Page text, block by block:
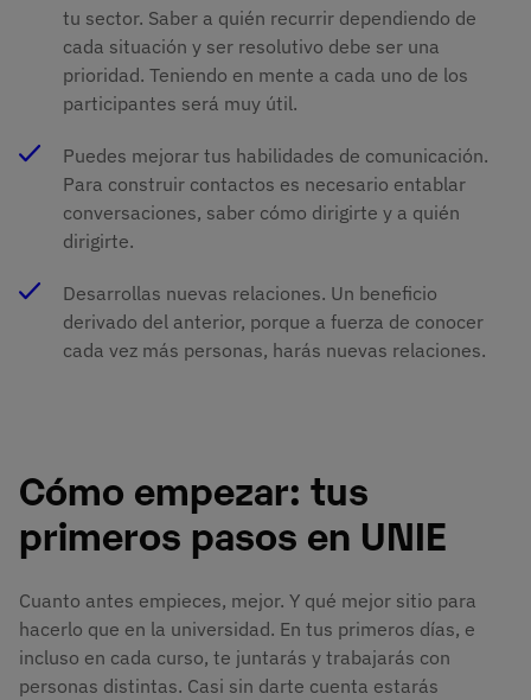
tu sector. Saber a quién recurrir dependiendo de
cada situación y ser resolutivo debe ser una
prioridad. Teniendo en mente a cada uno de los
participantes será muy útil.
Puedes mejorar tus habilidades de comunicación.
Para construir contactos es necesario entablar
conversaciones, saber cómo dirigirte y a quién
dirigirte.
Desarrollas nuevas relaciones. Un beneficio
derivado del anterior, porque a fuerza de conocer
cada vez más personas, harás nuevas relaciones.
Cómo empezar: tus
primeros pasos en UNIE
Cuanto antes empieces, mejor. Y qué mejor sitio para
hacerlo que en la universidad. En tus primeros días, e
incluso en cada curso, te juntarás y trabajarás con
personas distintas. Casi sin darte cuenta estarás